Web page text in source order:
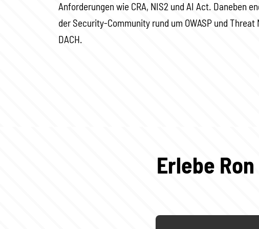
Anforderungen wie CRA, NIS2 und AI Act. Daneben
der Security-Community rund um OWASP und Threat
DACH.
Erlebe